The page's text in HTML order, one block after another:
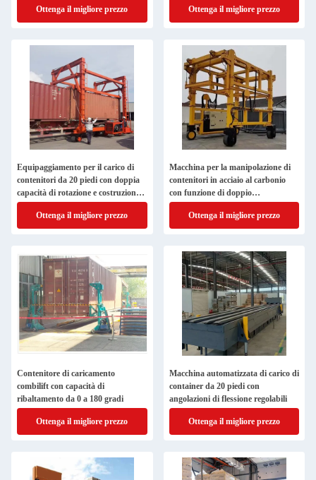
Ottenga il migliore prezzo
Ottenga il migliore prezzo
Equipaggiamento per il carico di
contenitori da 20 piedi con doppia
capacità di rotazione e costruzione
in acciaio al carbonio
Ottenga il migliore prezzo
Macchina per la manipolazione di
contenitori in acciaio al carbonio
con funzione di doppio
ribaltamento e angolo di
manipolazione da 0 a 180 gradi
Ottenga il migliore prezzo
Contenitore di caricamento
combilift con capacità di
ribaltamento da 0 a 180 gradi
Ottenga il migliore prezzo
Macchina automatizzata di carico di
container da 20 piedi con
angolazioni di flessione regolabili
Ottenga il migliore prezzo